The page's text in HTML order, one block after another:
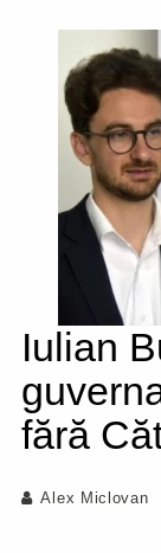
Iulian
fără
Alex Miclovan